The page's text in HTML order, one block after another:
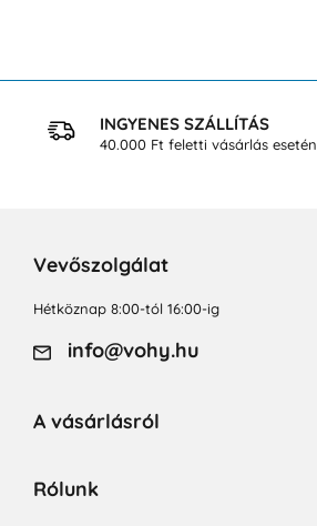
INGYENES SZÁLLÍTÁS
40.000 Ft feletti vásárlás esetén
Vevőszolgálat
Hétköznap 8:00-tól 16:00-ig
info@vohy.hu
A vásárlásról
Rólunk